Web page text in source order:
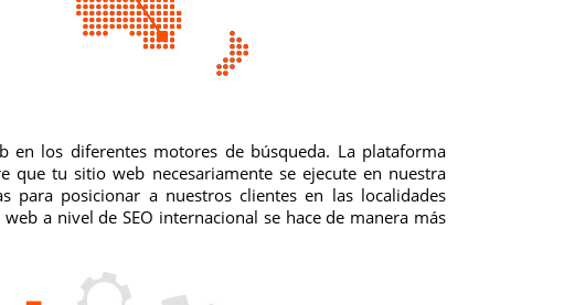
en los diferentes motores de búsqueda. La plataforma
que tu sitio web necesariamente se ejecute en nuestra
para posicionar a nuestros clientes en las localidades
a nivel de SEO internacional se hace de manera más